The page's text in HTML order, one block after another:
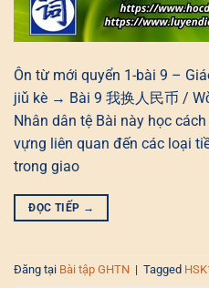
Ôn từ mới quyển 1-bài 9 –
jiǔ kè → Bài 9 我换人民币 /
Nhân dân tệ Bài này học
vựng liên quan đến các loại
trong giao
ĐỌC TIẾP →
Đăng tại Bài tập GHTN | Tagged